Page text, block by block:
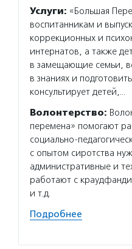
Услуги: «Большая
воспитанникам и
коррекционных и
интернатов, а также
в замещающие семьи,
в знаниях и
консультирует детей,…
Волонтерство:
перемена» помогают
социально-
с опытом сиротства
административные и
работают с
и т.д.
Подробнее